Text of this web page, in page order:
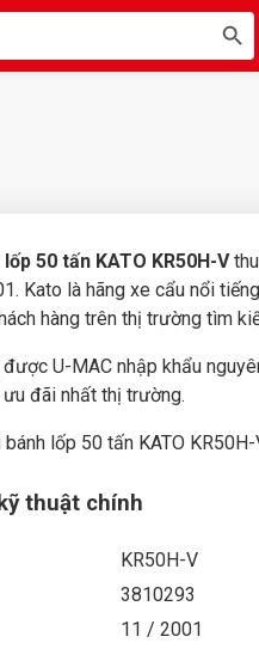
50 tấn KATO KR50H-V
Kato là hãng xe cẩu nổi
hàng trên thị trường tìm
U-MAC nhập khẩu
ưu đãi nhất thị trường.
bánh lốp 50 tấn KATO KR50H-
thuật chính
KR50H-V
3810293
11 / 2001